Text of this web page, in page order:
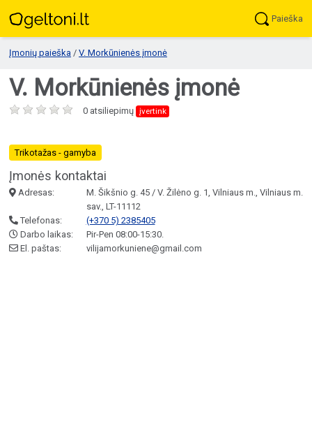
Paieška
Įmonių paieška / V. Morkūnienės įmonė
V. Morkūnienės įmonė
0 atsiliepimų įvertink
Trikotažas - gamyba
Įmonės kontaktai
Adresas:
M. Šikšnio g. 45 / V. Žilėno g. 1, Vilniaus m., Vilniaus m.
sav., LT-11112
Telefonas:
(+370 5) 2385405
Darbo laikas:
Pir-Pen 08:00-15:30.
El. paštas:
vilijamorkuniene@gmail.com